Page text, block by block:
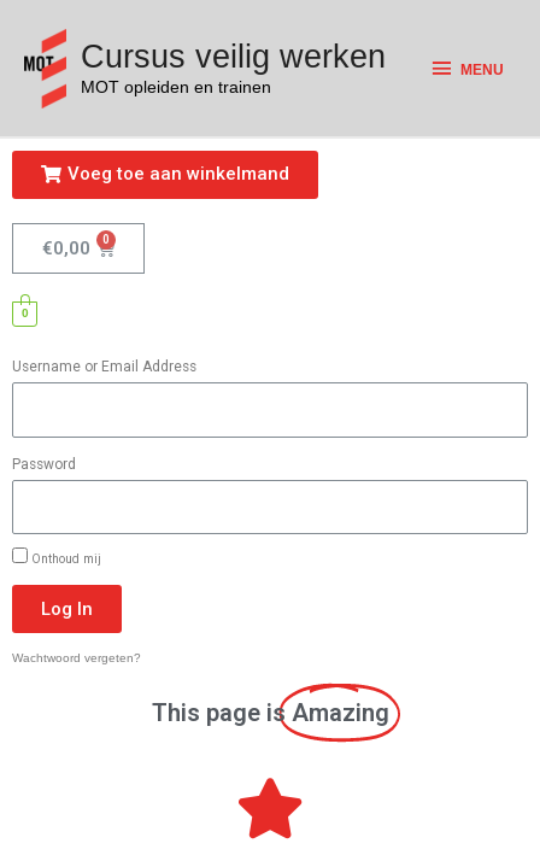
Cursus veilig werken
MOT opleiden en trainen
MENU
Voeg toe aan winkelmand
€0,00
0
Username or Email Address
Password
Onthoud mij
Log In
Wachtwoord vergeten?
This page is Amazing